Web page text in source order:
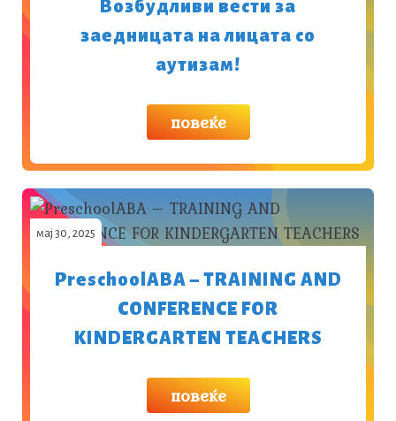
Возбудливи вести за
заедницата на лицата со
аутизам!
повеќе
мај 30, 2025
PreschoolABA – TRAINING AND
CONFERENCE FOR
KINDERGARTEN TEACHERS
повеќе